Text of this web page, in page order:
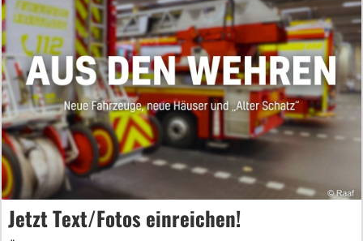
Jetzt Text/Fotos einreichen!